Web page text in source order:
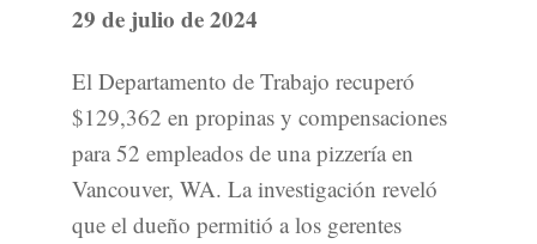
29 de julio de 2024
El Departamento de Trabajo recuperó
$129,362 en propinas y compensaciones
para 52 empleados de una pizzería en
Vancouver, WA. La investigación reveló
que el dueño permitió a los gerentes